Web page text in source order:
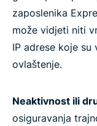
zaposlenika
može vidjeti niti
IP adrese koje su
ovlaštenje.
Neaktivnost ili
osiguravanja